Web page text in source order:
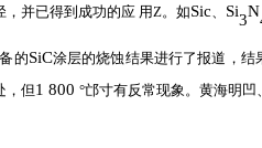
并已得到成功的应 用 Z。如Sic Si3N
的SiC涂层的烧蚀结果进行了报道，结
，但1 800 °邙寸有反常现象。黄海明